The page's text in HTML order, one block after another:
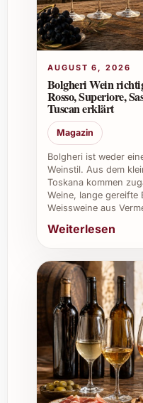
für Weinliebhaber,
verkörpert.
Abschliessende
Privat:Perfekt
sommerliche
Beruflich:
professionelle
Gastronomie,
Firmenevents.
Weinkeller:
ist er eine
Bestellen Sie den
erleben Sie
höchstem Niveau.
Gästen ein
Erinnerung bleibt.
AUGUST 6, 2026
Bolgheri Wein
Rosso, Superiore,
Tuscan erklärt
Magazin
Bolgheri ist weder
Weinstil. Aus dem
Toskana kommen
Weine, lange gereifte
Weissweine aus
Weiterlesen